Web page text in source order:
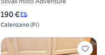
190 €
Calenzano(FI)